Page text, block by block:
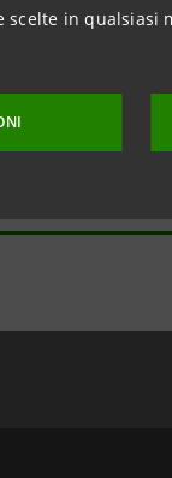
in qualsiasi